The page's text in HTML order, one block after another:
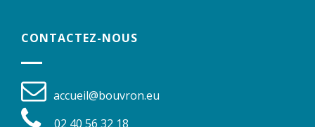
CONTACTEZ-NOUS
accueil@bouvron.eu
02 40 56 32 18